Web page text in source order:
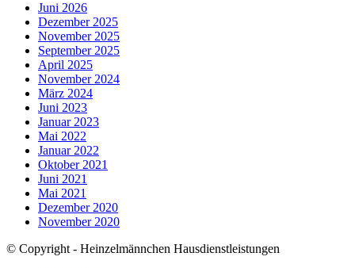
Juni 2026
Dezember 2025
November 2025
September 2025
April 2025
November 2024
März 2024
Juni 2023
Januar 2023
Mai 2022
Januar 2022
Oktober 2021
Juni 2021
Mai 2021
Dezember 2020
November 2020
© Copyright - Heinzelmännchen Hausdienstleistungen